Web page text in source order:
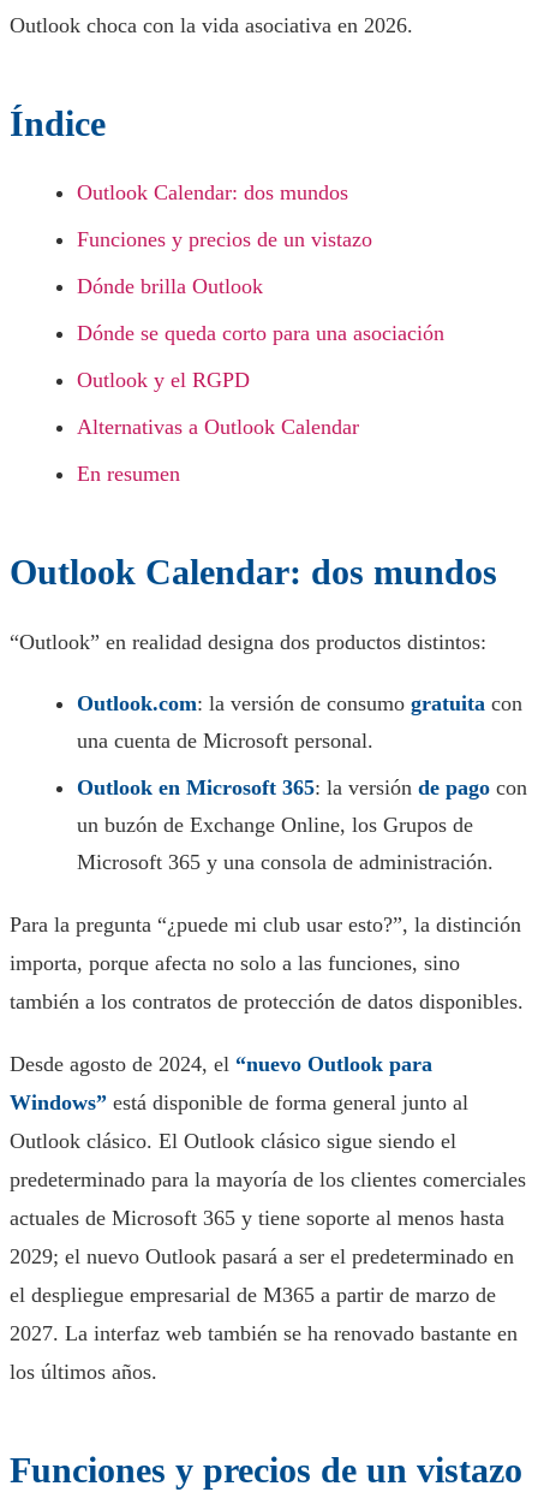
Outlook choca con la vida asociativa en 2026.
Índice
Outlook Calendar: dos mundos
Funciones y precios de un vistazo
Dónde brilla Outlook
Dónde se queda corto para una asociación
Outlook y el RGPD
Alternativas a Outlook Calendar
En resumen
Outlook Calendar: dos mundos
“Outlook” en realidad designa dos productos distintos:
Outlook.com: la versión de consumo gratuita con
una cuenta de Microsoft personal.
Outlook en Microsoft 365: la versión de pago con
un buzón de Exchange Online, los Grupos de
Microsoft 365 y una consola de administración.
Para la pregunta “¿puede mi club usar esto?”, la distinción
importa, porque afecta no solo a las funciones, sino
también a los contratos de protección de datos disponibles.
Desde agosto de 2024, el “nuevo Outlook para
Windows” está disponible de forma general junto al
Outlook clásico. El Outlook clásico sigue siendo el
predeterminado para la mayoría de los clientes comerciales
actuales de Microsoft 365 y tiene soporte al menos hasta
2029; el nuevo Outlook pasará a ser el predeterminado en
el despliegue empresarial de M365 a partir de marzo de
2027. La interfaz web también se ha renovado bastante en
los últimos años.
Funciones y precios de un vistazo